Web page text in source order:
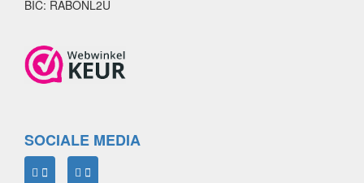
BIC: RABONL2U
SOCIALE MEDIA